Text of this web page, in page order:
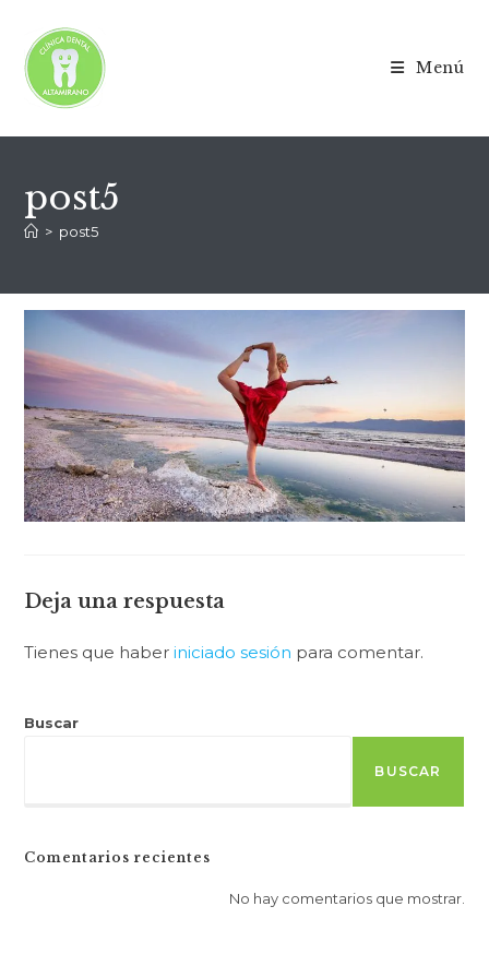
Menú
post5
> post5
Deja una respuesta
Tienes que haberiniciado sesión para comentar.
Buscar
BUSCAR
Comentarios recientes
No hay comentarios que mostrar.